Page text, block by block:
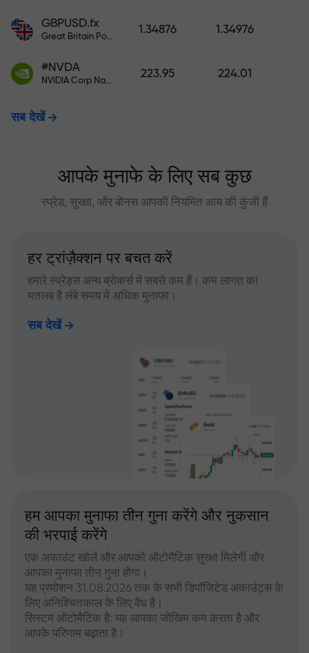
GBPUSD.fx
Great Britain Pound vs US Dollar
1.34876 1.34976
#NVDA
NVIDIA Corp Nasdaq Stock Exchange (Nasdaq) USD
223.95 224.01
सब देखें
आपके मुनाफे के लिए सब कुछ
स्प्रेड, सुरक्षा, और बोनस आपकी नियमित आय की कुंजी हैं
हर ट्रांज़ैक्शन पर बचत करें
हमारे स्प्रेड्स अन्य ब्रोकर्स में सबसे कम हैं। कम लागत का
मतलब है लंबे समय में अधिक मुनाफा।
सब देखें
हम आपका मुनाफा तीन गुना करेंगे और नुकसान
की भरपाई करेंगे
एक अकाउंट खोलें और आपको ऑटोमैटिक सुरक्षा मिलेगी और
आपका मुनाफा तीन गुना होगा।
यह प्रमोशन 31.08.2026 तक के सभी डिपॉजिटेड अकाउंट्स के
लिए अनिश्चितकाल के लिए वैध है।
सिस्टम ऑटोमैटिक है: यह आपका जोखिम कम करता है और
आपके परिणाम बढ़ाता है।